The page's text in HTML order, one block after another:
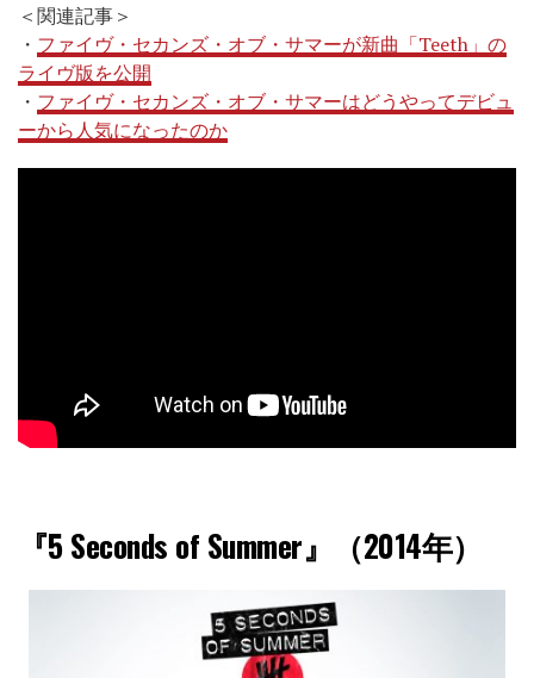
＜関連記事＞
・ ファイヴ・セカンズ・オブ・サマーが新曲「Teeth」の
ライヴ版を公開
・ ファイヴ・セカンズ・オブ・サマーはどうやってデビュ
ーから人気になったのか
『5 Seconds of Summer』（2014年）